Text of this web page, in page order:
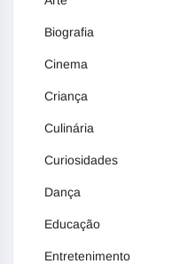
Biografia
Cinema
Criança
Culinária
Curiosidades
Dança
Educação
Entretenimento